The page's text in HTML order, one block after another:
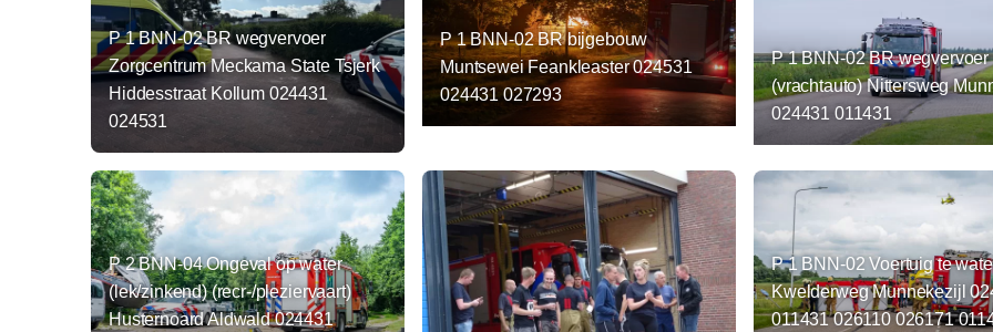
P 1 BNN-02 BR wegvervoer
Zorgcentrum Meckama State Tsjerk
Hiddesstraat Kollum 024431
024531
P 1 BNN-02 BR bijgebouw
Muntsewei Feankleaster 024531
024431 027293
P 1 BNN-02 BR wegvervoer
(vrachtauto) Nittersweg
024431 011431
P 2 BNN-04 Ongeval op water
(lek/zinkend) (recr-/pleziervaart)
Husternoard Aldwald 024431
P 1 BNN-02 Voertuig te
Kwelderweg Munnekezijl
011431 026110 026171